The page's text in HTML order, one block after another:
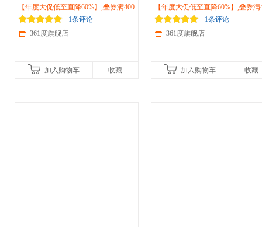
6夏季新款男子针织短裤透气网眼篮球
裤户外跑步裤652621703
【年度大促低至直降60%】,叠券满400
减150/600减230,立即抢购！
1条评论
361度旗舰店
加入购物车 收藏
套2026夏季新款针织透气防晒服宽
休闲户外运动外套662514607V
【年度大促低至直降60%】,叠券满
减150/600减230,立即抢购！
1条评论
361度旗舰店
加入购物车 收藏